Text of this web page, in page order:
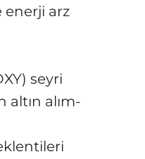
enerji arz
seyri
altın alım-